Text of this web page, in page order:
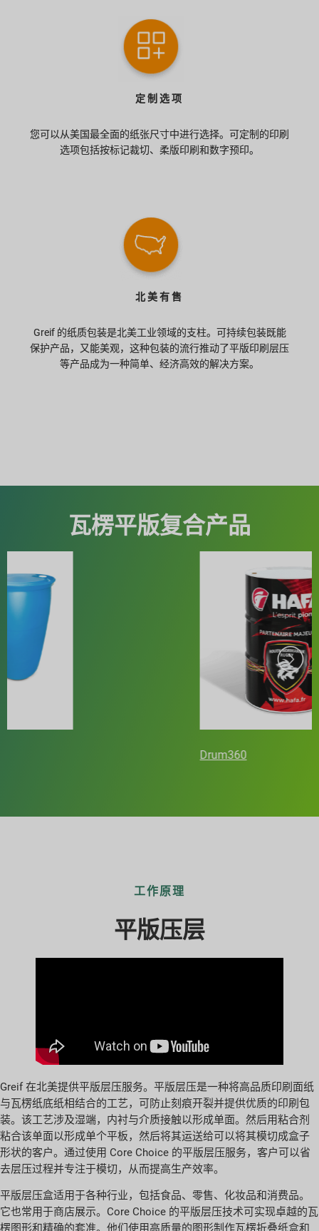
定制选项
您可以从美国最全面的纸张尺寸中进行选择。可定制的印刷
选项包括按标记裁切、柔版印刷和数字预印。
北美有售
Greif 的纸质包装是北美工业领域的支柱。可持续包装既能
保护产品，又能美观，这种包装的流行推动了平版印刷层压
等产品成为一种简单、经济高效的解决方案。
瓦楞平版复合产品
工作原理
平版压层
Greif 在北美提供平版层压服务。平版层压是一种将高品质印刷面纸
与瓦楞纸底纸相结合的工艺，可防止刻痕开裂并提供优质的印刷包
装。该工艺涉及湿端，内衬与介质接触以形成单面。然后用粘合剂
粘合该单面以形成单个平板，然后将其运送给可以将其模切成盒子
形状的客户。通过使用 Core Choice 的平版层压服务，客户可以省
去层压过程并专注于模切，从而提高生产效率。
平版层压盒适用于各种行业，包括食品、零售、化妆品和消费品。
它也常用于商店展示。Core Choice 的平版层压技术可实现卓越的瓦
楞图形和精确的套准。他们使用高质量的图形制作瓦楞折叠纸盒和